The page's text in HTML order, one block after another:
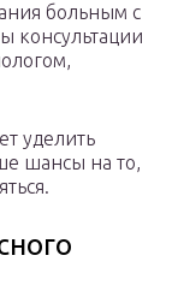
больным с
консультации
уделить
шансы на то,